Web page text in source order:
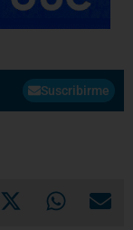
Suscribirme